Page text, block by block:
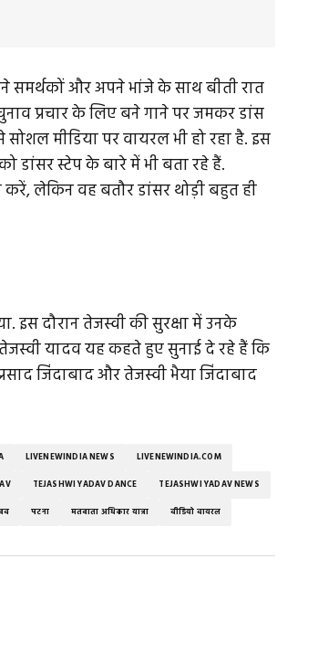
समर्थकों और अपने भांजे के साथ बीती रात
प्रचार के लिए बने गाने पर जमकर डांस
मीडिया पर वायरल भी हो रहा है. इस
डांसर स्टेप के बारे में भी बता रहे हैं.
लेकिन वह बतौर डांसर थोड़ी बहुत ही
इस दौरान तेजस्वी की सुरक्षा में उनके
यादव यह कहते हुए सुनाई दे रहे हैं कि
जिंदाबाद और तेजस्वी भैया जिंदाबाद
LIVENEWINDIA NEWS LIVENEWINDIA.COM
TEJASHWI YADAV DANCE TEJASHWI YADAV NEWS
पटना मतदाता अधिकार यात्रा वीडियो वायरल